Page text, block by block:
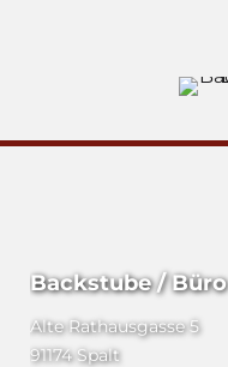
Backstube / Büro
Alte Rathausgasse 5
91174 Spalt